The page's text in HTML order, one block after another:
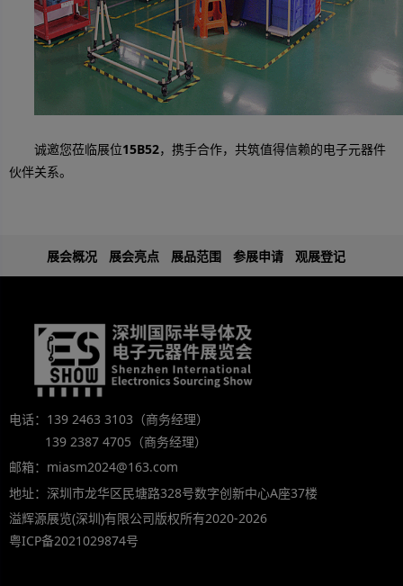
诚邀您莅临展位15B52，携手合作，共筑值得信赖的电子元器件
伙伴关系。
展会概况 展会亮点 展品范围 参展申请 观展登记
电话：139 2463 3103（商务经理）
139 2387 4705（商务经理）
邮箱：miasm2024@163.com
地址：深圳市龙华区民塘路328号数字创新中心A座37楼
溢辉源展览(深圳)有限公司版权所有2020-2026
粤ICP备2021029874号